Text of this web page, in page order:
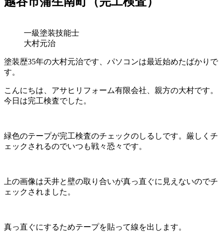
一級塗装技能士
大村元治
塗装歴35年の大村元治です、パソコンは最近始めたばかりで
す。
こんにちは、アサヒリフォーム有限会社、親方の大村です。
今日は完工検査でした。
緑色のテープが完工検査のチェックのしるしです。厳しくチ
ェックされるのでいつも戦々恐々です。
上の画像は天井と壁の取り合いが真っ直ぐに見えないのでチ
ェックされました。
真っ直ぐにするためテープを貼って線を出します。